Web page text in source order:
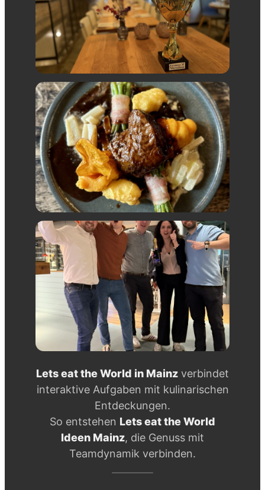
Lets eat the World in Mainz verbindet
interaktive Aufgaben mit kulinarischen
Entdeckungen.
So entstehen Lets eat the World
Ideen Mainz, die Genuss mit
Teamdynamik verbinden.